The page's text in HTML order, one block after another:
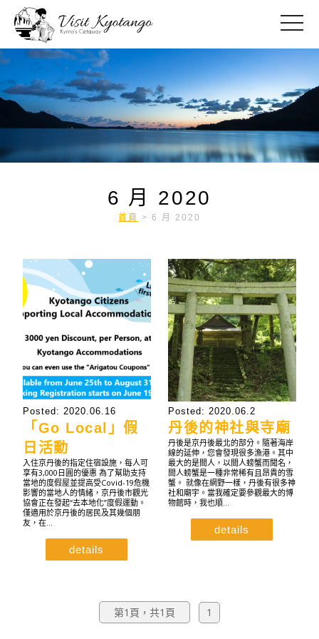
toggle
6 月 2020
首頁 > 6 月 2020
Posted: 2020.06.16
「Go Local」假
日活動
入住京丹後的指定住宿設施，每人可
享有3,000日圓的優惠 為了幫助支持
當地的度假屋並提高受Covid-19危機
影響的當地人的情緒，京丹後市觀光
協會正在發起“去本地化”度假運動。
僅適用於京丹後的居民及其幾個朋
友，在…
details
Posted: 2020.06.2
丹後的神社與寺廟
丹後是京丹後​​最北的部分。隨著海岸
線的延伸，您會發現很多漁港。其中
最大的是間人，以間人螃蟹而聞名，
間人螃蟹是一種非常稀有且昂貴的雪
蟹。 就像在網野一樣，丹後有很多神
社和廟宇。當我確定要參觀最大的博
物館時，我也順…
details
第1頁，共1頁 1